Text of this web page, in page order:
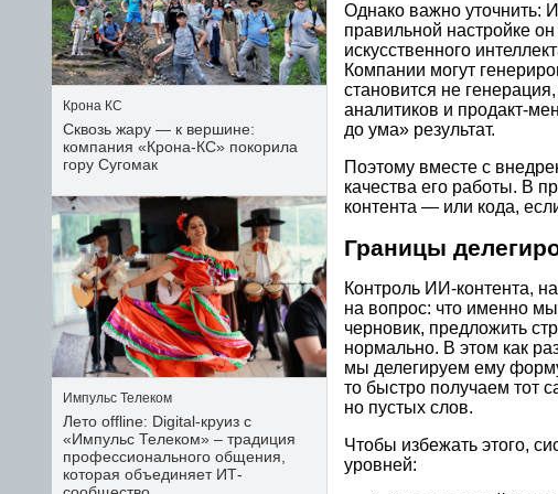
Однако важно уточнить:
правильной настройке
искусственного
Компании могут
становится не
аналитиков и продакт-
до ума» результат.
Поэтому вместе с
качества его работы. В
контента — или кода,
Границы
Контроль ИИ-контента,
на вопрос: что именно
черновик, предложить
нормально. В этом как
мы делегируем ему
то быстро получаем тот
но пустых слов.
Чтобы избежать этого,
уровней:
Крона КС
Сквозь жару — к вершине:
компания «Крона‑КС» покорила
гору Сугомак
Импульс Телеком
Лето offline: Digital-круиз с
«Импульс Телеком» – традиция
профессионального общения,
которая объединяет ИТ-